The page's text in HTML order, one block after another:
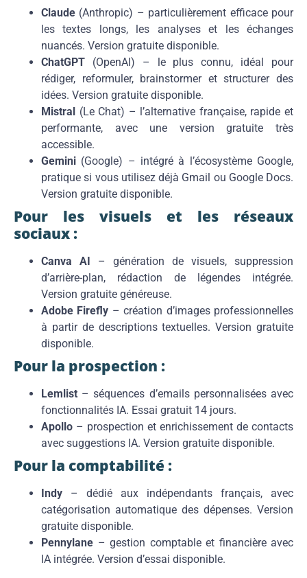
Claude (Anthropic) – particulièrement efficace pour
les textes longs, les analyses et les échanges
nuancés. Version gratuite disponible.
ChatGPT (OpenAI) – le plus connu, idéal pour
rédiger, reformuler, brainstormer et structurer des
idées. Version gratuite disponible.
Mistral (Le Chat) – l’alternative française, rapide et
performante, avec une version gratuite très
accessible.
Gemini (Google) – intégré à l’écosystème Google,
pratique si vous utilisez déjà Gmail ou Google Docs.
Version gratuite disponible.
Pour les visuels et les réseaux
sociaux :
Canva AI – génération de visuels, suppression
d’arrière-plan, rédaction de légendes intégrée.
Version gratuite généreuse.
Adobe Firefly – création d’images professionnelles
à partir de descriptions textuelles. Version gratuite
disponible.
Pour la prospection :
Lemlist – séquences d’emails personnalisées avec
fonctionnalités IA. Essai gratuit 14 jours.
Apollo – prospection et enrichissement de contacts
avec suggestions IA. Version gratuite disponible.
Pour la comptabilité :
Indy – dédié aux indépendants français, avec
catégorisation automatique des dépenses. Version
gratuite disponible.
Pennylane – gestion comptable et financière avec
IA intégrée. Version d’essai disponible.